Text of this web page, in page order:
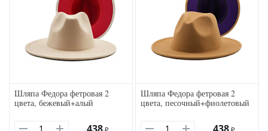
Шляпа Федора фетровая 2
цвета, бежевый+алый
Шляпа Федора фетровая 2
цвета, песочный+фиолетовый